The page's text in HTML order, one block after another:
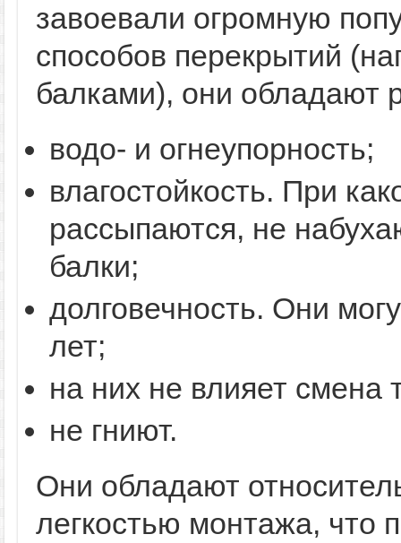
завоевали огромную
способов перекрытий
балками), они обладают
водо- и огнеупорность;
влагостойкость. При
рассыпаются, не
балки;
долговечность. Они
лет;
на них не влияет смена
не гниют.
Они обладают
легкостью монтажа, что